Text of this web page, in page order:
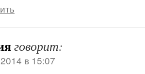
говорит:
в 15:07